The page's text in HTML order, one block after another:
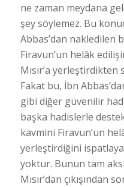
ne zaman meydana
şey söylemez. Bu
Abbas’dan nakledilen
Firavun’un helâk
Mısır’a
Fakat bu, İbn
gibi diğer güvenilir
başka hadislerle
kavmini Firavun’un
yerleştirdiğini
yoktur. Bunun tam
Mısır’dan çıkışından